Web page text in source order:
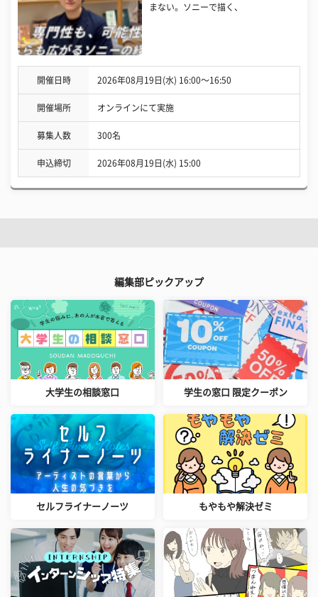
まない。ソニーで描く、
開催日時 2026年08月19日(水) 16:00〜16:50
開催場所 オンラインにて実施
募集人数 300名
申込締切 2026年08月19日(水) 15:00
編集部ピックアップ
大学生の相談窓口 学生の窓口 限定クーポン
セルフライナーノーツ もやもや解決ゼミ